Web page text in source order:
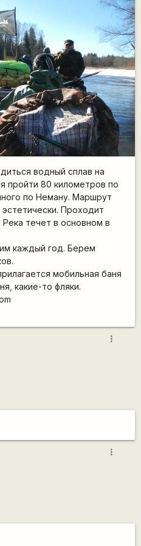
водный сплав на
пройти 80 километров по
по Неману. Маршрут
Проходит
течет в основном в
каждый год. Берем
мобильная баня
какие-то фляки.
more_vert
more_vert